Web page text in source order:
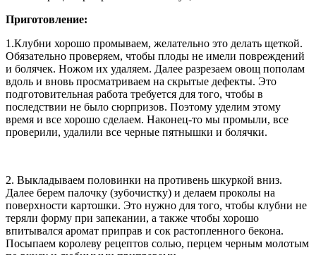
Приготовление:
1.Клубни хорошо промываем, желательно это делать щеткой.
Обязательно проверяем, чтобы плоды не имели повреждений
и болячек. Ножом их удаляем. Далее разрезаем овощ пополам
вдоль и вновь просматриваем на скрытые дефекты. Это
подготовительная работа требуется для того, чтобы в
последствии не было сюрпризов. Поэтому уделим этому
время и все хорошо сделаем. Наконец-то мы промыли, все
проверили, удалили все черные пятнышки и болячки.
2. Выкладываем половинки на противень шкуркой вниз.
Далее берем палочку (зубочистку) и делаем проколы на
поверхности картошки. Это нужно для того, чтобы клубни не
теряли форму при запекании, а также чтобы хорошо
впитывался аромат приправ и сок растопленного бекона.
Посыпаем королеву рецептов солью, перцем черным молотым